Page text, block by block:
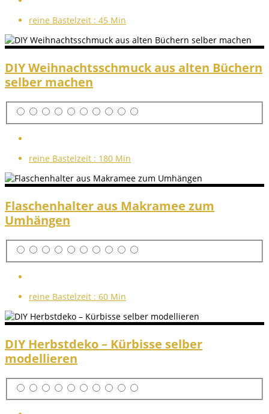
reine Bastelzeit : 45 Min
DIY Weihnachtsschmuck aus alten Büchern
selber machen
reine Bastelzeit : 180 Min
Flaschenhalter aus Makramee zum
Umhängen
reine Bastelzeit : 60 Min
DIY Herbstdeko – Kürbisse selber
modellieren